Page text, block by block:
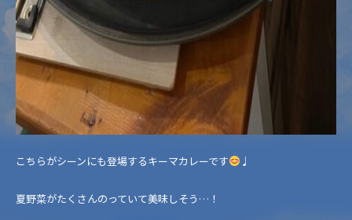
こちらがシーンにも登場するキーマカレーです ♩
夏野菜がたくさんのっていて美味しそう…！